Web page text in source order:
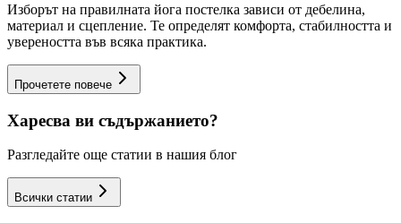
Изборът на правилната йога постелка зависи от дебелина,
материал и сцепление. Те определят комфорта, стабилността и
увереността във всяка практика.
Прочетете повече
Харесва ви съдържанието?
Разгледайте още статии в нашия блог
Всички статии